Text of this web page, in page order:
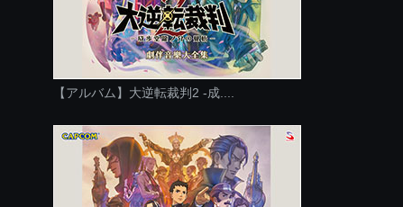
【アルバム】大逆転裁判2 -成....